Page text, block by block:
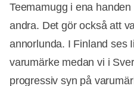
Teemamugg i ena
andra. Det gör också att
annorlunda. I Finland ses
varumärke medan vi i
progressiv syn på